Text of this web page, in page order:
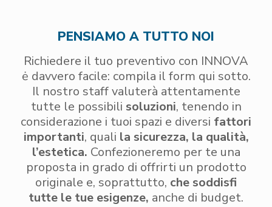
PENSIAMO A TUTTO NOI
Richiedere il tuo preventivo con INNOVA
ė davvero facile: compila il form qui sotto.
Il nostro staff valuterà attentamente
tutte le possibili soluzioni, tenendo in
considerazione i tuoi spazi e diversi fattori
importanti, quali la sicurezza, la qualità,
l’estetica. Confezioneremo per te una
proposta in grado di offrirti un prodotto
originale e, soprattutto, che soddisfi
tutte le tue esigenze, anche di budget.